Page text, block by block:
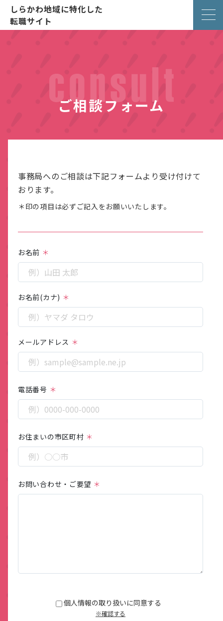
しらかわ地域に特化した
転職サイト
ご相談フォーム
事務局へのご相談は下記フォームより受け付けて
おります。
＊印の項目は必ずご記入をお願いいたします。
お名前
お名前(カナ)
メールアドレス
電話番号
お住まいの市区町村
お問い合わせ・ご要望
個人情報の取り扱いに同意する
※確認する